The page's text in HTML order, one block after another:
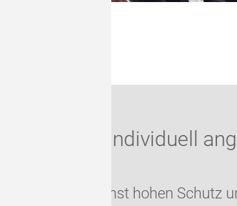
Individuell
Einen möglichst hohen Schutz